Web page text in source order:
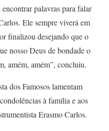
palavras para falar
Ele sempre viverá em
finalizou desejando que o
nosso Deus de bondade o
amém, amém”, concluiu.
dos Famosos lamentam
à família e aos
Erasmo Carlos.